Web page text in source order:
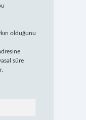
olduğunu
süre